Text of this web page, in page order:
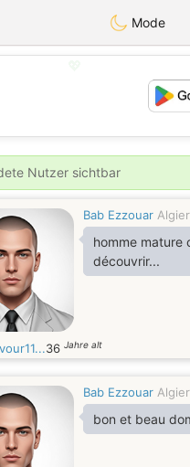
Mode
Nutzer sichtbar
Bab Ezzouar
homme mature
découvrir...
36 Jahre alt
Bab Ezzouar
bon et beau